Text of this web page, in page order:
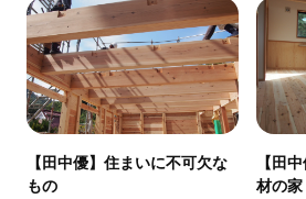
【田中優】住まいに不可欠な
もの
【田
材の家